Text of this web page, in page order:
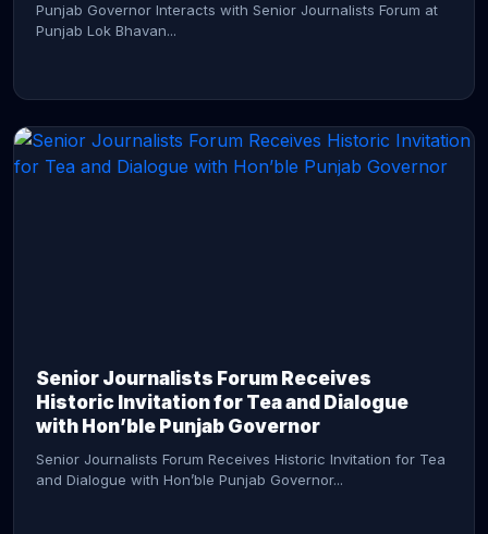
Punjab Governor Interacts with Senior Journalists Forum at
Punjab Lok Bhavan...
Senior Journalists Forum Receives
Historic Invitation for Tea and Dialogue
with Hon’ble Punjab Governor
Senior Journalists Forum Receives Historic Invitation for Tea
and Dialogue with Hon’ble Punjab Governor...